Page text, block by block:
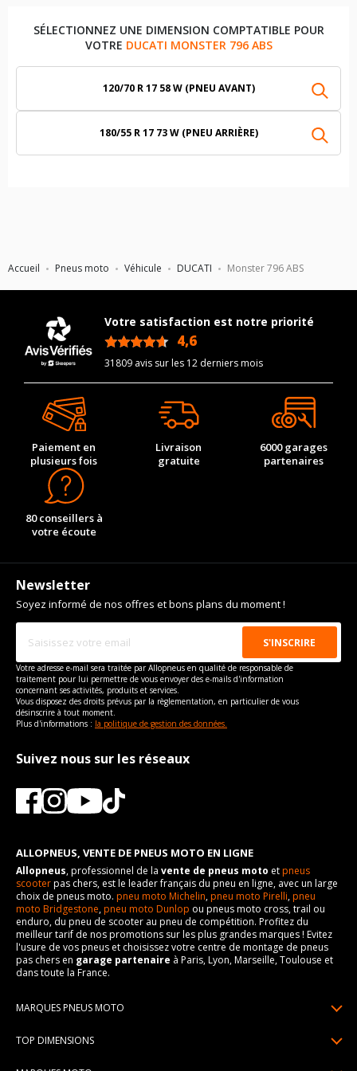
Accueil Pneus moto Véhicule DUCATI Monster 796 ABS
SÉLECTIONNEZ UNE DIMENSION COMPTATIBLE POUR
VOTRE DUCATI MONSTER 796 ABS
120/70 R 17 58 W (PNEU AVANT)
180/55 R 17 73 W (PNEU ARRIÈRE)
Votre satisfaction est notre priorité
4,6
31809 avis sur les 12 derniers mois
Paiement en
plusieurs fois
Livraison
gratuite
6000 garages
partenaires
80 conseillers à
votre écoute
Newsletter
Soyez informé de nos offres et bons plans du moment !
Votre adresse e-mail sera traitée par Allopneus en qualité de responsable de
traitement pour lui permettre de vous envoyer des e-mails d'information
concernant ses activités, produits et services.
Vous disposez des droits prévus par la règlementation, en particulier de vous
désinscrire à tout moment.
Plus d'informations : la politique de gestion des données.
Suivez nous sur les réseaux
ALLOPNEUS, VENTE DE PNEUS MOTO EN LIGNE
Allopneus, professionnel de la vente de pneus moto etpneus
scooterpas chers, est le leader français du pneu en ligne, avec un large
choix de pneus moto. pneu moto Michelin,pneu moto Pirelli,pneu
moto Bridgestone,pneu moto Dunlop ou pneus moto cross, trail ou
enduro, du pneu de scooter au pneu de compétition. Profitez du
meilleur tarif de nos promotions sur les plus grandes marques ! Evitez
l'usure de vos pneus et choisissez votre centre de montage de pneus
pas chers en garage partenaire à Paris, Lyon, Marseille, Toulouse et
dans toute la France.
MARQUES PNEUS MOTO
TOP DIMENSIONS